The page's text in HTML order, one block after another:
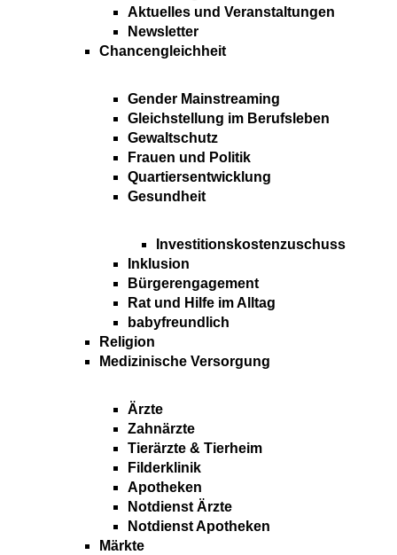
Aktuelles und Veranstaltungen
Newsletter
Chancengleichheit
Gender Mainstreaming
Gleichstellung im Berufsleben
Gewaltschutz
Frauen und Politik
Quartiersentwicklung
Gesundheit
Investitionskostenzuschuss
Inklusion
Bürgerengagement
Rat und Hilfe im Alltag
babyfreundlich
Religion
Medizinische Versorgung
Ärzte
Zahnärzte
Tierärzte & Tierheim
Filderklinik
Apotheken
Notdienst Ärzte
Notdienst Apotheken
Märkte